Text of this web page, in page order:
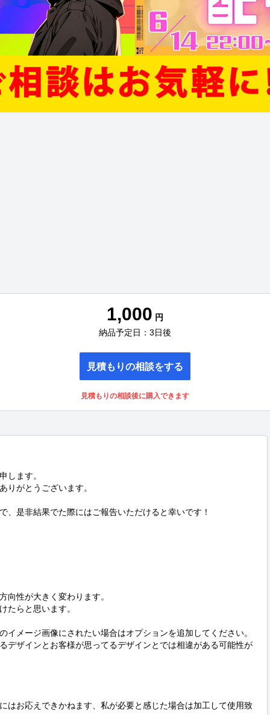
1,000 円
納品予定日：3日後
見積もりの相談をする
見積もりの相談後に購入できます
します。
りがとうございます。
、是非結果でた際にはご報告いただけると幸いです！
向性が大きく変わります。
たらと思います。
メージ画像にされたい場合はオプションを追加してください。
デザインとお客様が思ってるデザインとでは相違がある可能性が
はお応えできかねます、私が必要と感じた場合は加工して使用致